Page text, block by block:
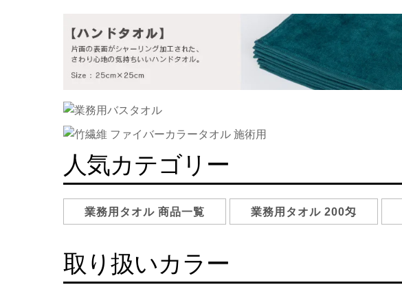
人気カテゴリー
業務用タオル 商品一覧 業務用タオル 200匁
取り扱いカラー